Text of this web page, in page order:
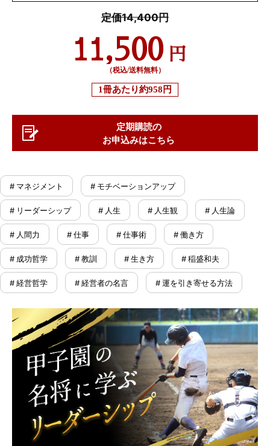
定価14,400円
11,500 円
（税込/送料無料）
1冊あたり約958円
定期購読の
お申込みはこちら
# マネジメント # モチベーションアップ
# リーダーシップ # 人生 # 人生観 # 人生論
# 人間力 # 仕事 # 仕事術 # 働き方
# 成功哲学 # 教訓 # 生き方 # 稲盛和夫
# 経営哲学 # 経営者の名言 # 運を引き寄せる方法